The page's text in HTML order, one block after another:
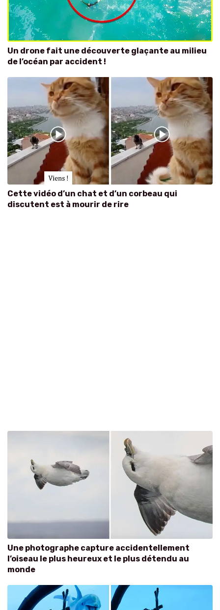
Un drone fait une découverte glaçante au milieu
de l’océan par accident !
Cette vidéo d’un chat et d’un corbeau qui
discutent est à mourir de rire
Une photographe capture accidentellement
l’oiseau le plus heureux et le plus détendu au
monde